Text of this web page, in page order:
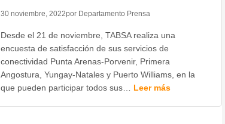
30 noviembre, 2022por Departamento Prensa
Desde el 21 de noviembre, TABSA realiza una
encuesta de satisfacción de sus servicios de
conectividad Punta Arenas-Porvenir, Primera
Angostura, Yungay-Natales y Puerto Williams, en la
que pueden participar todos sus… Leer más